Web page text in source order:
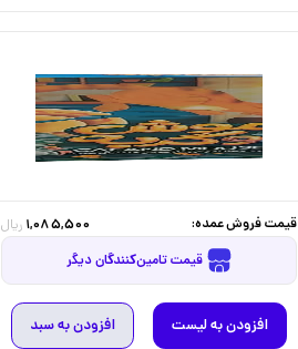
قیمت فروش عمده: 1,085,500 ریال
قیمت تامین‌کنندگان دیگر
افزودن به لیست افزودن به سبد